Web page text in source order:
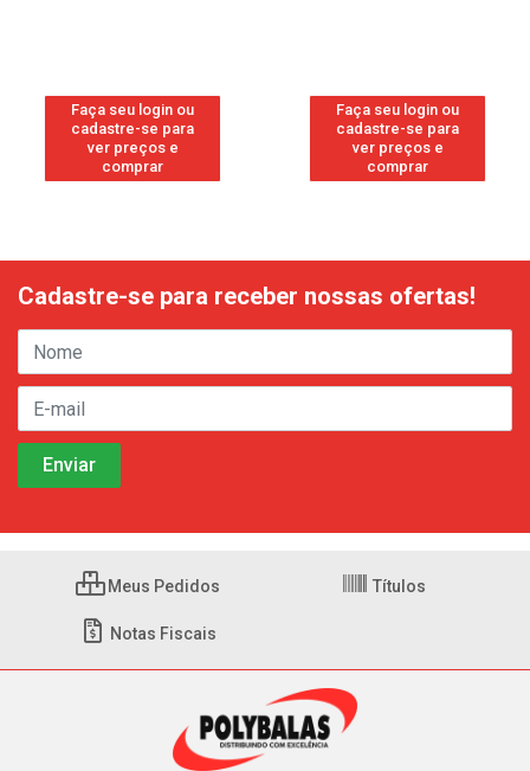
Faça seu login ou
cadastre-se para
ver preços e
comprar
Faça seu login ou
cadastre-se para
ver preços e
comprar
Cadastre-se para receber nossas ofertas!
Meus Pedidos Títulos
Notas Fiscais